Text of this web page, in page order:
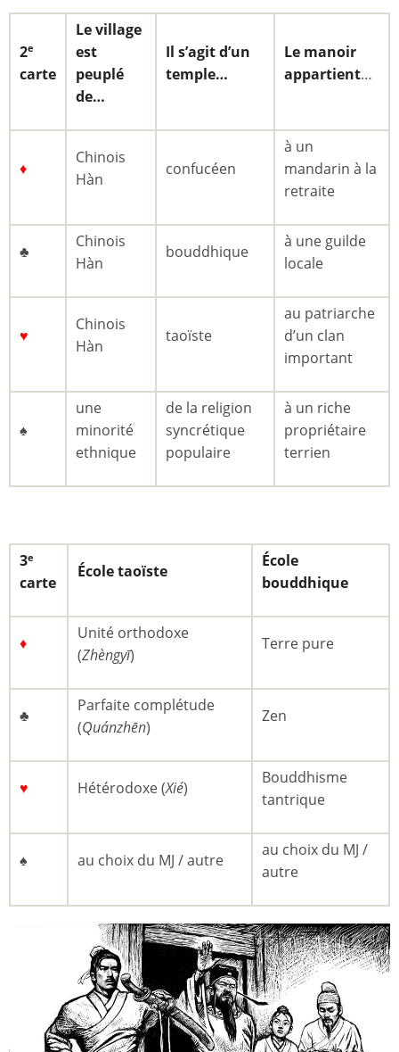
2e
carte
Le village
est
peuplé
de…
Il s’agit d’un
temple…
Le manoir
appartient…
♦
Chinois
Hàn
confucéen
à un
mandarin à la
retraite
♣
Chinois
Hàn
bouddhique
à une guilde
locale
♥
Chinois
Hàn
taoïste
au patriarche
d’un clan
important
♠
une
minorité
ethnique
de la religion
syncrétique
populaire
à un riche
propriétaire
terrien
3e
carte
École taoïste
École
bouddhique
♦
Unité orthodoxe
(Zhèngyī)
Terre pure
♣
Parfaite complétude
(Quánzhēn)
Zen
♥ Hétérodoxe (Xié)
Bouddhisme
tantrique
♠ au choix du MJ / autre
au choix du MJ /
autre